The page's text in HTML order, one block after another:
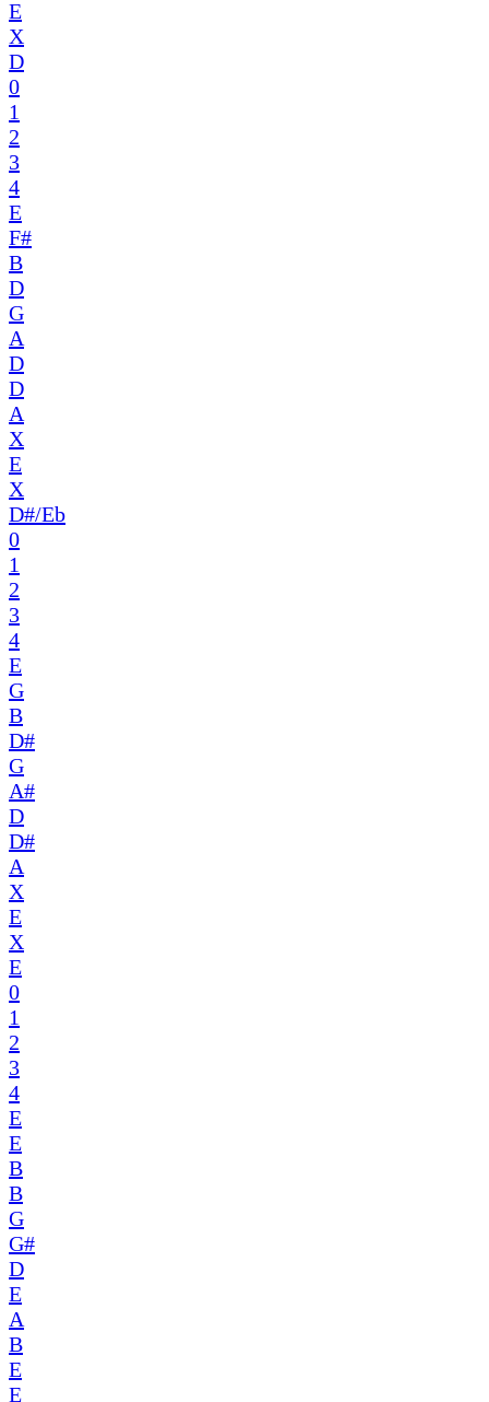
E
X
D
0
1
2
3
4
E
F#
B
D
G
A
D
D
A
X
E
X
D#/Eb
0
1
2
3
4
E
G
B
D#
G
A#
D
D#
A
X
E
X
E
0
1
2
3
4
E
E
B
B
G
G#
D
E
A
B
E
E